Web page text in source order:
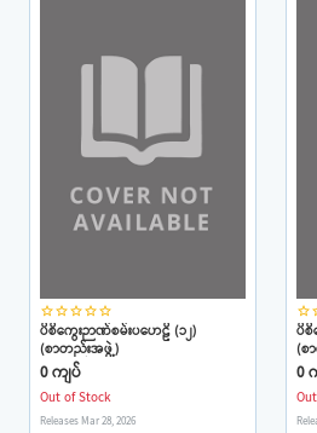
star_borderstar_borderstar_borderstar_borderstar_border
ပိစိကွေးဉာဏ်စမ်းပဟေဠိ (၁၂)
(စာတည်းအဖွဲ့)
0 ကျပ်
Out of Stock
Releases Mar 28, 2026
star_border
ပိစိ
(စ
0